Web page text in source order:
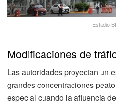
Estadio
Modificaciones de
Las autoridades proyectan un
grandes concentraciones
especial cuando la afluencia